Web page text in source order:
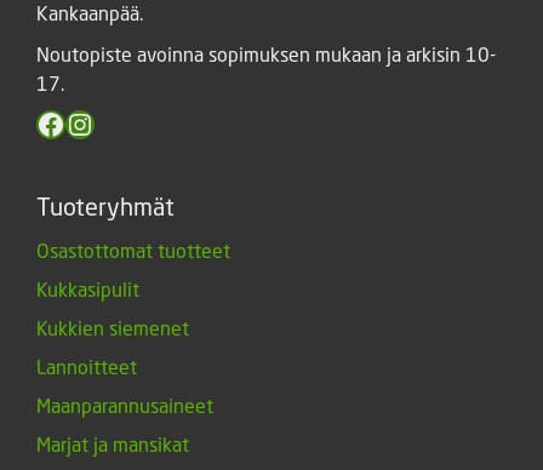
Kankaanpää.
Noutopiste avoinna sopimuksen mukaan ja arkisin 10-
17.
Facebook
Instagram
Tuoteryhmät
Osastottomat tuotteet
Kukkasipulit
Kukkien siemenet
Lannoitteet
Maanparannusaineet
Marjat ja mansikat